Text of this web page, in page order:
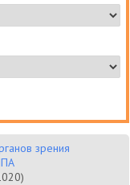
зрения